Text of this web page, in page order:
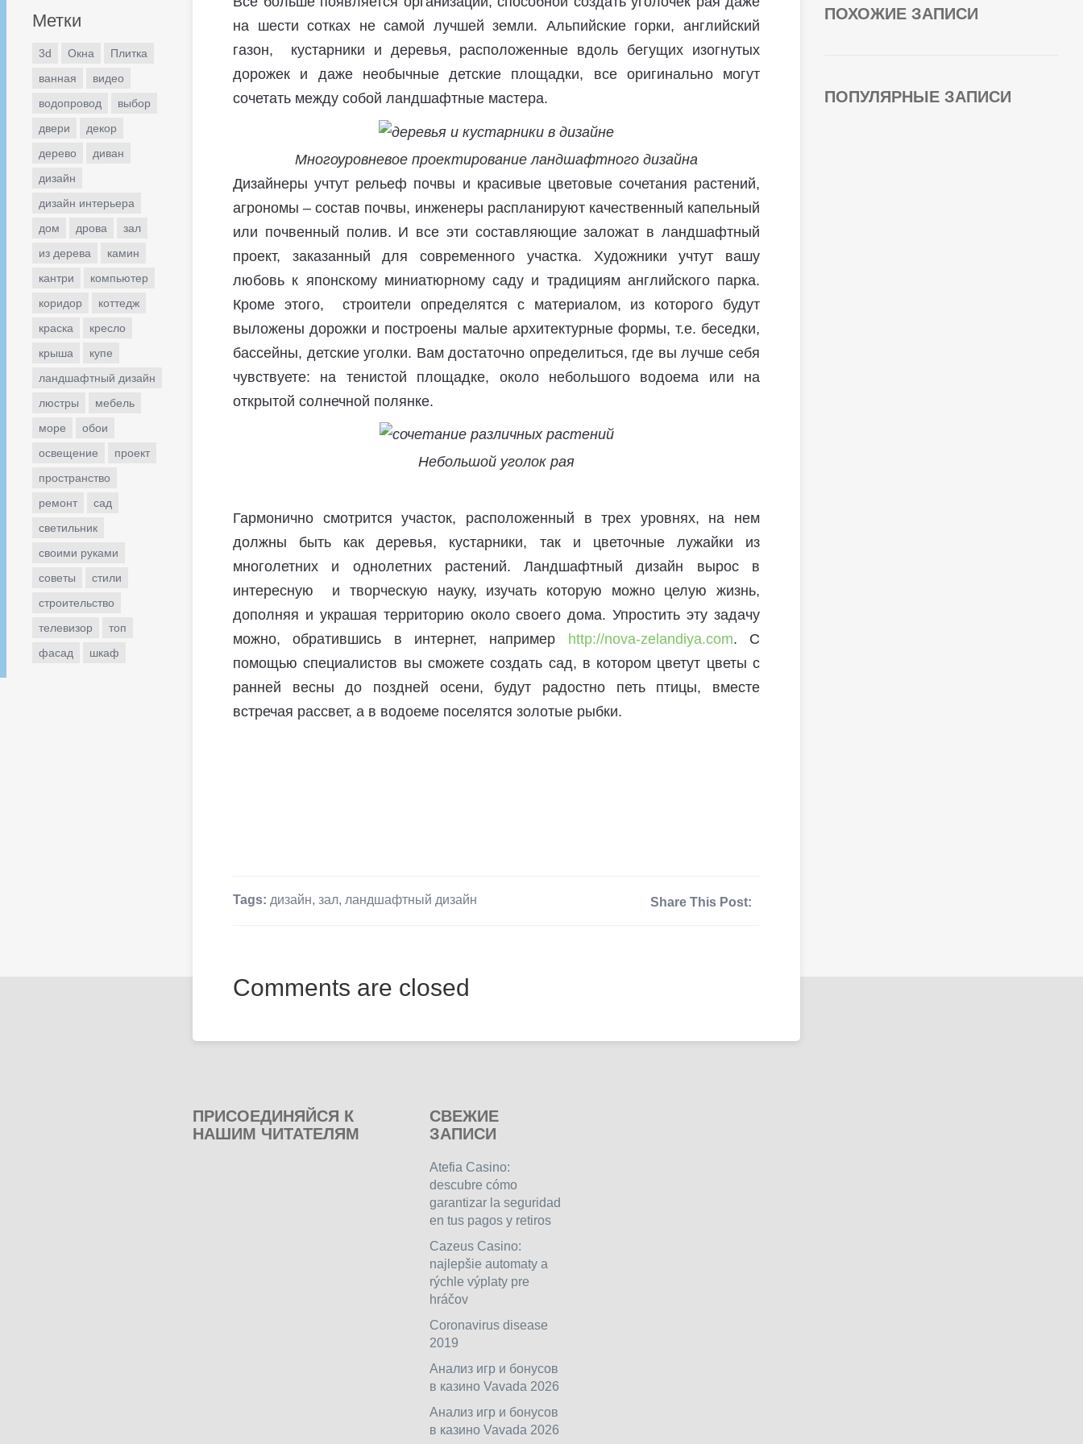
Метки
3d Окна
Плитка
ванная
видео
водопровод
выбор
двери
декор
дерево
диван
дизайн
дизайн интерьера
дом
дрова
зал
из дерева
камин
кантри
компьютер
коридор
коттедж
краска
кресло
крыша
купе
ландшафтный дизайн
люстры
мебель
море
обои
освещение
проект
пространство
ремонт
сад
светильник
своими руками
советы
стили
строительство
телевизор
топ
фасад
шкаф
на шести сотках не самой лучшей земли. Альпийские горки, английский
газон, кустарники и деревья, расположенные вдоль бегущих изогнутых
дорожек и даже необычные детские площадки, все оригинально могут
сочетать между собой ландшафтные мастера.
Многоуровневое проектирование ландшафтного дизайна
Дизайнеры учтут рельеф почвы и красивые цветовые сочетания растений,
агрономы – состав почвы, инженеры распланируют качественный капельный
или почвенный полив. И все эти составляющие заложат в ландшафтный
проект, заказанный для современного участка. Художники учтут вашу
любовь к японскому миниатюрному саду и традициям английского парка.
Кроме этого, строители определятся с материалом, из которого будут
выложены дорожки и построены малые архитектурные формы, т.е. беседки,
бассейны, детские уголки. Вам достаточно определиться, где вы лучше себя
чувствуете: на тенистой площадке, около небольшого водоема или на
открытой солнечной полянке.
Небольшой уголок рая
Гармонично смотрится участок, расположенный в трех уровнях, на нем
должны быть как деревья, кустарники, так и цветочные лужайки из
многолетних и однолетних растений. Ландшафтный дизайн вырос в
интересную и творческую науку, изучать которую можно целую жизнь,
дополняя и украшая территорию около своего дома. Упростить эту задачу
можно, обратившись в интернет, например http://nova-zelandiya.com. С
помощью специалистов вы сможете создать сад, в котором цветут цветы с
ранней весны до поздней осени, будут радостно петь птицы, вместе
встречая рассвет, а в водоеме поселятся золотые рыбки.
Tags: дизайн, зал, ландшафтный дизайн Share This Post:
Comments are closed
ПОХОЖИЕ ЗАПИСИ
ПОПУЛЯРНЫЕ ЗАПИСИ
ПРИСОЕДИНЯЙСЯ К
НАШИМ ЧИТАТЕЛЯМ
СВЕЖИЕ
ЗАПИСИ
Atefia Casino:
descubre cómo
garantizar la seguridad
en tus pagos y retiros
Cazeus Casino:
najlepšie automaty a
rýchle výplaty pre
hráčov
Coronavirus disease
2019
Анализ игр и бонусов
в казино Vavada 2026
Анализ игр и бонусов
в казино Vavada 2026